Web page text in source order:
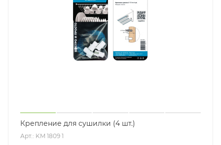
Крепление для сушилки (4 шт.)
Арт.: KM 1809 1